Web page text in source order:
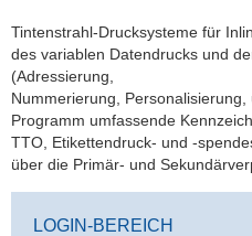
Tintenstrahl-Drucksysteme für
des variablen Datendrucks und
(Adressierung,
Nummerierung,
Programm umfassende
TTO, Etikettendruck- und -
über die Primär- und
LOGIN-BEREICH